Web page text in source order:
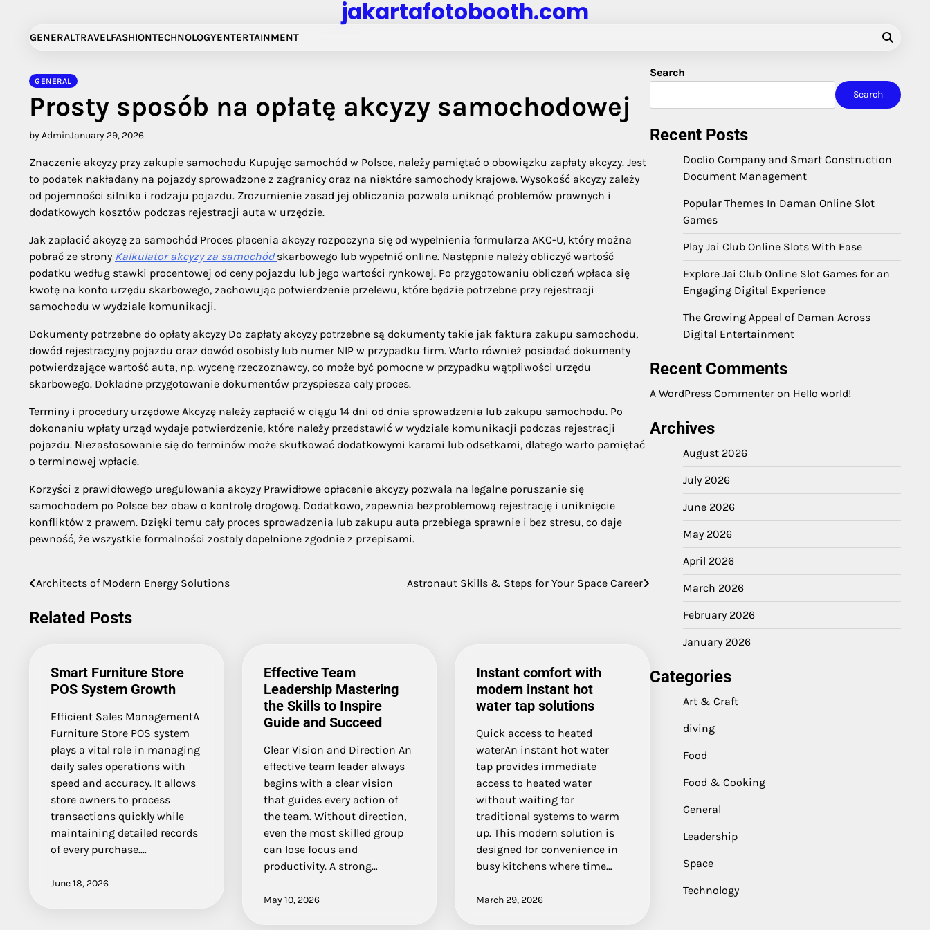
content
jakartafotobooth.com
GENERALTRAVELFASHIONTECHNOLOGYENTERTAINMENT
GENERAL
Prosty sposób na opłatę akcyzy samochodowej
by AdminJanuary 29, 2026
Znaczenie akcyzy przy zakupie samochodu Kupując samochód w Polsce, należy pamiętać o obowiązku zapłaty akcyzy. Jest
to podatek nakładany na pojazdy sprowadzone z zagranicy oraz na niektóre samochody krajowe. Wysokość akcyzy zależy
od pojemności silnika i rodzaju pojazdu. Zrozumienie zasad jej obliczania pozwala uniknąć problemów prawnych i
dodatkowych kosztów podczas rejestracji auta w urzędzie.
Jak zapłacić akcyzę za samochód Proces płacenia akcyzy rozpoczyna się od wypełnienia formularza AKC-U, który można
pobrać ze strony Kalkulator akcyzy za samochódskarbowego lub wypełnić online. Następnie należy obliczyć wartość
podatku według stawki procentowej od ceny pojazdu lub jego wartości rynkowej. Po przygotowaniu obliczeń wpłaca się
kwotę na konto urzędu skarbowego, zachowując potwierdzenie przelewu, które będzie potrzebne przy rejestracji
samochodu w wydziale komunikacji.
Dokumenty potrzebne do opłaty akcyzy Do zapłaty akcyzy potrzebne są dokumenty takie jak faktura zakupu samochodu,
dowód rejestracyjny pojazdu oraz dowód osobisty lub numer NIP w przypadku firm. Warto również posiadać dokumenty
potwierdzające wartość auta, np. wycenę rzeczoznawcy, co może być pomocne w przypadku wątpliwości urzędu
skarbowego. Dokładne przygotowanie dokumentów przyspiesza cały proces.
Terminy i procedury urzędowe Akcyzę należy zapłacić w ciągu 14 dni od dnia sprowadzenia lub zakupu samochodu. Po
dokonaniu wpłaty urząd wydaje potwierdzenie, które należy przedstawić w wydziale komunikacji podczas rejestracji
pojazdu. Niezastosowanie się do terminów może skutkować dodatkowymi karami lub odsetkami, dlatego warto pamiętać
o terminowej wpłacie.
Korzyści z prawidłowego uregulowania akcyzy Prawidłowe opłacenie akcyzy pozwala na legalne poruszanie się
samochodem po Polsce bez obaw o kontrolę drogową. Dodatkowo, zapewnia bezproblemową rejestrację i uniknięcie
konfliktów z prawem. Dzięki temu cały proces sprowadzenia lub zakupu auta przebiega sprawnie i bez stresu, co daje
pewność, że wszystkie formalności zostały dopełnione zgodnie z przepisami.
Post
navigation
Architects of Modern Energy Solutions Astronaut Skills & Steps for Your Space Career
Related Posts
Smart Furniture Store
POS System Growth
Efficient Sales ManagementA
Furniture Store POS system
plays a vital role in managing
daily sales operations with
speed and accuracy. It allows
store owners to process
transactions quickly while
maintaining detailed records
of every purchase.…
June 18, 2026
Effective Team
Leadership Mastering
the Skills to Inspire
Guide and Succeed
Clear Vision and Direction An
effective team leader always
begins with a clear vision
that guides every action of
the team. Without direction,
even the most skilled group
can lose focus and
productivity. A strong…
May 10, 2026
Instant comfort with
modern instant hot
water tap solutions
Quick access to heated
waterAn instant hot water
tap provides immediate
access to heated water
without waiting for
traditional systems to warm
up. This modern solution is
designed for convenience in
busy kitchens where time…
March 29, 2026
Search
Search
Recent Posts
Doclio Company and Smart Construction
Document Management
Popular Themes In Daman Online Slot
Games
Play Jai Club Online Slots With Ease
Explore Jai Club Online Slot Games for an
Engaging Digital Experience
The Growing Appeal of Daman Across
Digital Entertainment
Recent Comments
A WordPress Commenter on Hello world!
Archives
August 2026
July 2026
June 2026
May 2026
April 2026
March 2026
February 2026
January 2026
Categories
Art & Craft
diving
Food
Food & Cooking
General
Leadership
Space
Technology